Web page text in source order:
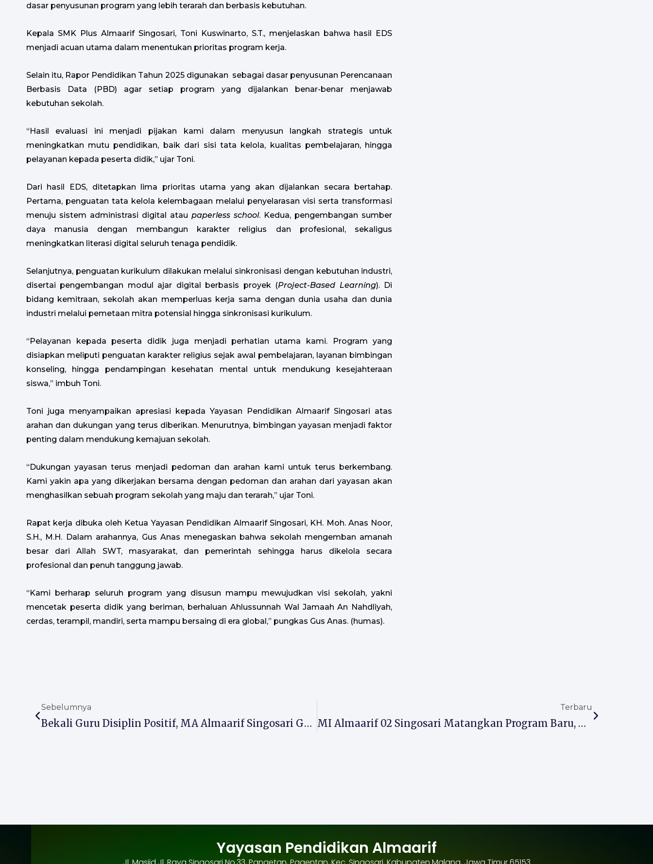
dasar penyusunan program yang lebih terarah dan berbasis kebutuhan.
Kepala SMK Plus Almaarif Singosari, Toni Kuswinarto, S.T., menjelaskan bahwa hasil EDS
menjadi acuan utama dalam menentukan prioritas program kerja.
Selain itu, Rapor Pendidikan Tahun 2025 digunakan sebagai dasar penyusunan Perencanaan
Berbasis Data (PBD) agar setiap program yang dijalankan benar-benar menjawab
kebutuhan sekolah.
“Hasil evaluasi ini menjadi pijakan kami dalam menyusun langkah strategis untuk
meningkatkan mutu pendidikan, baik dari sisi tata kelola, kualitas pembelajaran, hingga
pelayanan kepada peserta didik,” ujar Toni.
Dari hasil EDS, ditetapkan lima prioritas utama yang akan dijalankan secara bertahap.
Pertama, penguatan tata kelola kelembagaan melalui penyelarasan visi serta transformasi
menuju sistem administrasi digital ataupaperless school. Kedua, pengembangan sumber
daya manusia dengan membangun karakter religius dan profesional, sekaligus
meningkatkan literasi digital seluruh tenaga pendidik.
Selanjutnya, penguatan kurikulum dilakukan melalui sinkronisasi dengan kebutuhan industri,
disertai pengembangan modul ajar digital berbasis proyek (Project-Based Learning). Di
bidang kemitraan, sekolah akan memperluas kerja sama dengan dunia usaha dan dunia
industri melalui pemetaan mitra potensial hingga sinkronisasi kurikulum.
“Pelayanan kepada peserta didik juga menjadi perhatian utama kami. Program yang
disiapkan meliputi penguatan karakter religius sejak awal pembelajaran, layanan bimbingan
konseling, hingga pendampingan kesehatan mental untuk mendukung kesejahteraan
siswa,” imbuh Toni.
Toni juga menyampaikan apresiasi kepada Yayasan Pendidikan Almaarif Singosari atas
arahan dan dukungan yang terus diberikan. Menurutnya, bimbingan yayasan menjadi faktor
penting dalam mendukung kemajuan sekolah.
“Dukungan yayasan terus menjadi pedoman dan arahan kami untuk terus berkembang.
Kami yakin apa yang dikerjakan bersama dengan pedoman dan arahan dari yayasan akan
menghasilkan sebuah program sekolah yang maju dan terarah,” ujar Toni.
Rapat kerja dibuka oleh Ketua Yayasan Pendidikan Almaarif Singosari, KH. Moh. Anas Noor,
S.H., M.H. Dalam arahannya, Gus Anas menegaskan bahwa sekolah mengemban amanah
besar dari Allah SWT, masyarakat, dan pemerintah sehingga harus dikelola secara
profesional dan penuh tanggung jawab.
“Kami berharap seluruh program yang disusun mampu mewujudkan visi sekolah, yakni
mencetak peserta didik yang beriman, berhaluan Ahlussunnah Wal Jamaah An Nahdliyah,
cerdas, terampil, mandiri, serta mampu bersaing di era global,” pungkas Gus Anas. (humas).
Sebelumnya
Bekali Guru Disiplin Positif, MA Almaarif Singosari Gelar Bimtek Dan Bedah Standarisasi Madrasah Ramah Anak
Terbaru
MI Almaarif 02 Singosari Matangkan Program Baru, Raker Fokus Tingkatkan Mutu Pendidikan
Yayasan Pendidikan Almaarif